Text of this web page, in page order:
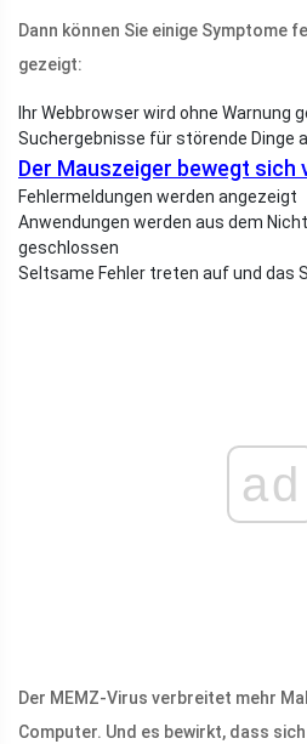
Dann können Sie einige Symptome
gezeigt:
Ihr Webbrowser wird ohne Warnung
Suchergebnisse für störende Dinge
Der Mauszeiger bewegt sich
Fehlermeldungen werden angezeigt
Anwendungen werden aus dem
geschlossen
Seltsame Fehler treten auf und das
ad
Der MEMZ-Virus verbreitet mehr
Computer. Und es bewirkt, dass